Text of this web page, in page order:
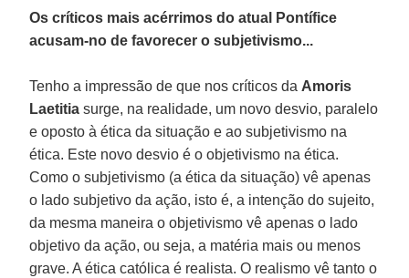
Os críticos mais acérrimos do atual Pontífice
acusam-no de favorecer o subjetivismo...
Tenho a impressão de que nos críticos da Amoris
Laetitia surge, na realidade, um novo desvio, paralelo
e oposto à ética da situação e ao subjetivismo na
ética. Este novo desvio é o objetivismo na ética.
Como o subjetivismo (a ética da situação) vê apenas
o lado subjetivo da ação, isto é, a intenção do sujeito,
da mesma maneira o objetivismo vê apenas o lado
objetivo da ação, ou seja, a matéria mais ou menos
grave. A ética católica é realista. O realismo vê tanto o